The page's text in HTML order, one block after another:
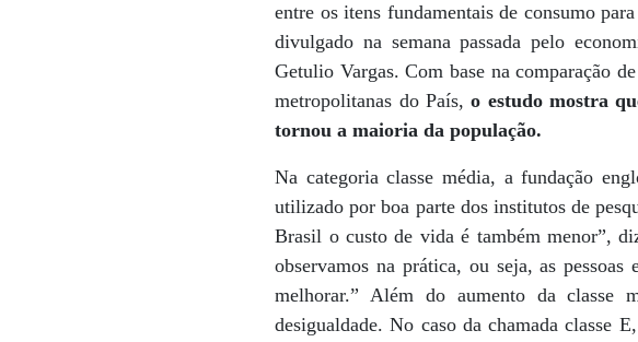
entre os itens fundamentais de consumo
divulgado na semana passada pelo
Getulio Vargas. Com base na comparação
metropolitanas do País, o estudo mostra
tornou a maioria da população.
Na categoria classe média, a fundação
utilizado por boa parte dos institutos de
Brasil o custo de vida é também menor”,
observamos na prática, ou seja, as
melhorar.” Além do aumento da classe
desigualdade. No caso da chamada classe